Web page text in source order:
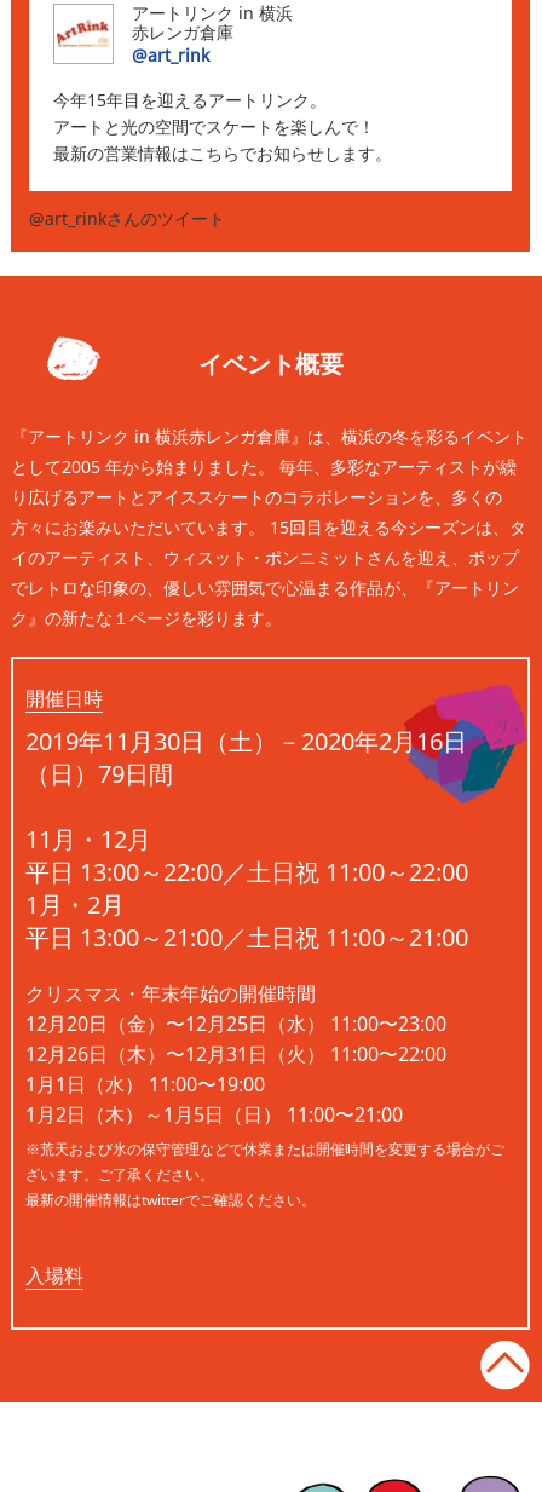
アートリンク in 横浜
赤レンガ倉庫
@art_rink
今年15年目を迎えるアートリンク。
アートと光の空間でスケートを楽しんで！
最新の営業情報はこちらでお知らせします。
@art_rinkさんのツイート
イベント概要
『アートリンク in 横浜赤レンガ倉庫』は、横浜の冬を彩るイベント
として2005 年から始まりました。
毎年、多彩なアーティストが繰
り広げるアートとアイススケートのコラボレーションを、 多くの
方々にお楽みいただいています。
15回目を迎える今シーズンは、タ
イのアーティスト、ウィスット・ポンニミットさんを迎え、ポップ
でレトロな印象の、優しい雰囲気で心温まる作品が、『アートリン
ク』の新たな１ページを彩ります。
開催日時
2019年11月30日（土）－2020年2月16日
（日）79日間
11月・12月
平日 13:00～22:00／土日祝 11:00～22:00
1月・2月
平日 13:00～21:00／土日祝 11:00～21:00
クリスマス・年末年始の開催時間
12月20日（金）〜12月25日（水） 11:00〜23:00
12月26日（木）〜12月31日（火） 11:00〜22:00
1月1日（水） 11:00〜19:00
1月2日（木）～1月5日（日） 11:00〜21:00
※荒天および氷の保守管理などで休業または開催時間を変更する場合がご
ざいます。ご了承ください。
最新の開催情報はtwitterでご確認ください。
入場料